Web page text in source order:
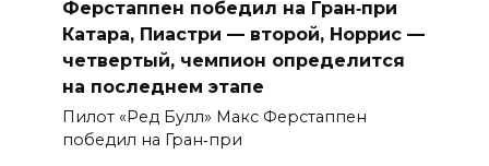
Ферстаппен победил на Гран‑при
Катара, Пиастри — второй, Норрис —
четвертый, чемпион определится
на последнем этапе
Пилот «Ред Булл» Макс Ферстаппен
победил на Гран‑при